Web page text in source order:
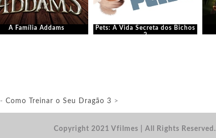
A Família Addams
Pets: A Vida Secreta dos Bichos
2
- Como Treinar o Seu Dragão 3 >
Copyright 2021 Vfilmes | All Rights Reserved.